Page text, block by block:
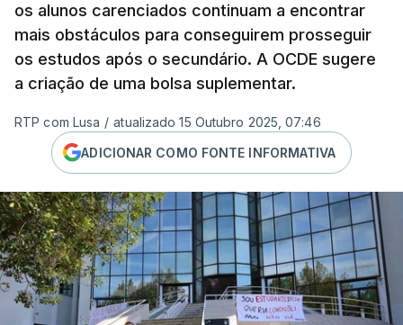
os alunos carenciados continuam a encontrar
mais obstáculos para conseguirem prosseguir
os estudos após o secundário. A OCDE sugere
a criação de uma bolsa suplementar.
RTP com Lusa / atualizado 15 Outubro 2025, 07:46
ADICIONAR COMO FONTE INFORMATIVA